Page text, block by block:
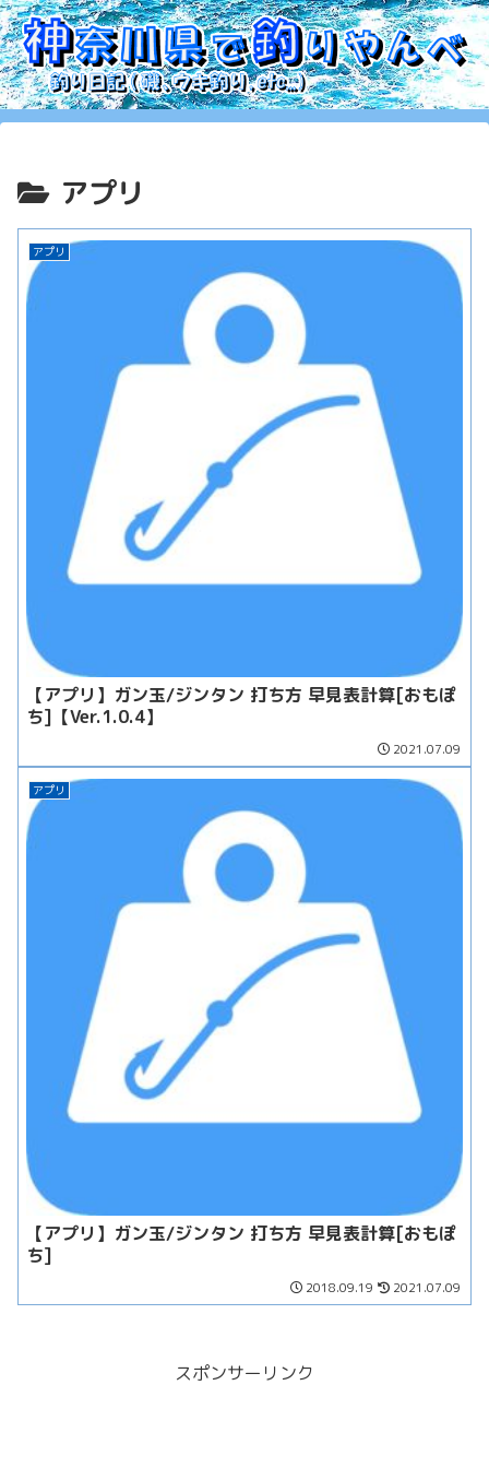
アプリ
アプリ
【アプリ】ガン玉/ジンタン 打ち方 早見表計算[おもぽ
ち]【Ver.1.0.4】
2021.07.09
アプリ
【アプリ】ガン玉/ジンタン 打ち方 早見表計算[おもぽ
ち]
2018.09.19 2021.07.09
スポンサーリンク